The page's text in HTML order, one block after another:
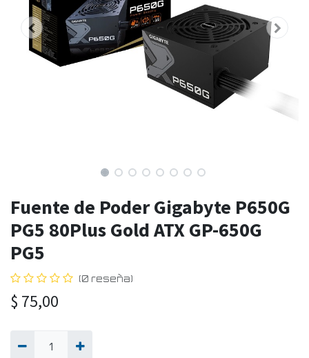
Fuente de Poder Gigabyte P650G
PG5 80Plus Gold ATX GP-650G
PG5
(0 reseña)
$ 75,00